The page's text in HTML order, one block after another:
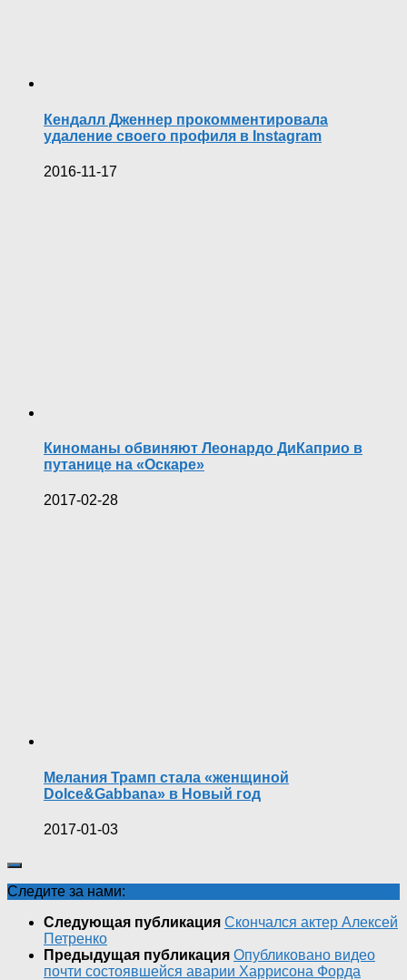
Кендалл Дженнер прокомментировала
удаление своего профиля в Instagram
2016-11-17
Киноманы обвиняют Леонардо ДиКаприо в
путанице на «Оскаре»
2017-02-28
Мелания Трамп стала «женщиной
Dolce&Gabbana» в Новый год
2017-01-03
Следите за нами:
Следующая публикация Скончался актер Алексей
Петренко
Предыдущая публикация Опубликовано видео
почти состоявшейся аварии Харрисона Форда